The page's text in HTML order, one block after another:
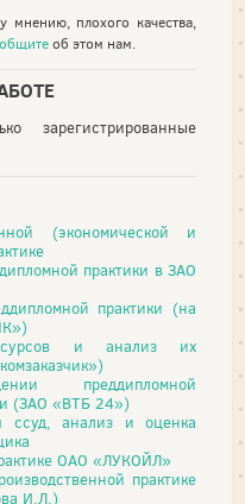
мнению, плохого качества,
об этом нам.
зарегистрированные
(экономической и
практики в ЗАО
практики (на
и анализ их
преддипломной
(ЗАО «ВТБ 24»)
ссуд, анализ и оценка
ОАО «ЛУКОЙЛ»
практике
И.Л.)